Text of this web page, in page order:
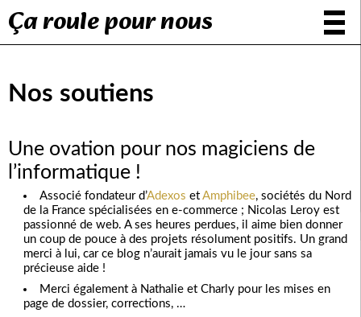
Ça roule pour nous
Nos soutiens
Une ovation pour nos magiciens de
l’informatique !
Associé fondateur d’Adexos etAmphibee, sociétés du Nord
de la France spécialisées en e-commerce ; Nicolas Leroy est
passionné de web. A ses heures perdues, il aime bien donner
un coup de pouce à des projets résolument positifs. Un grand
merci à lui, car ce blog n’aurait jamais vu le jour sans sa
précieuse aide !
Merci également à Nathalie et Charly pour les mises en
page de dossier, corrections, …